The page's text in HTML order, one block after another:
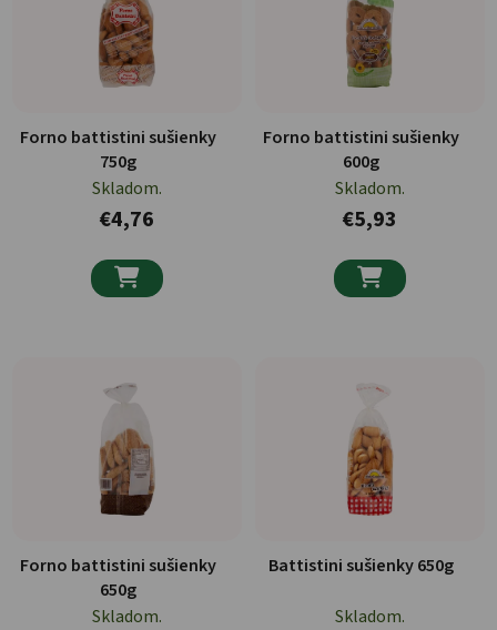
Forno battistini sušienky
750g
Skladom.
€4,76

Forno battistini sušienky
600g
Skladom.
€5,93

Forno battistini sušienky
650g
Skladom.
Battistini sušienky 650g
Skladom.